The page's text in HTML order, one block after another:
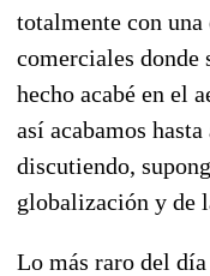
totalmente con
comerciales donde
hecho acabé en el
así acabamos
discutiendo,
globalización y de
Lo más raro del